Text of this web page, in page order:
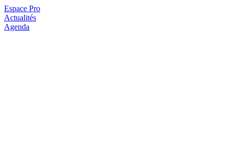
Espace Pro
Actualités
Agenda